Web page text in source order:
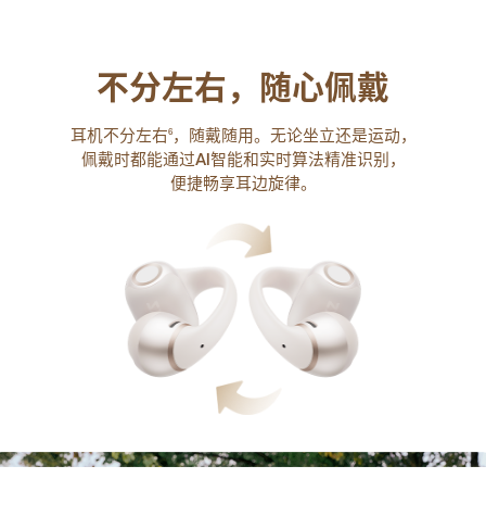
不分左右，随心佩戴
耳机不分左右6，随戴随用。无论坐立还是运动，
佩戴时都能通过AI智能和实时算法精准识别，
便捷畅享耳边旋律。